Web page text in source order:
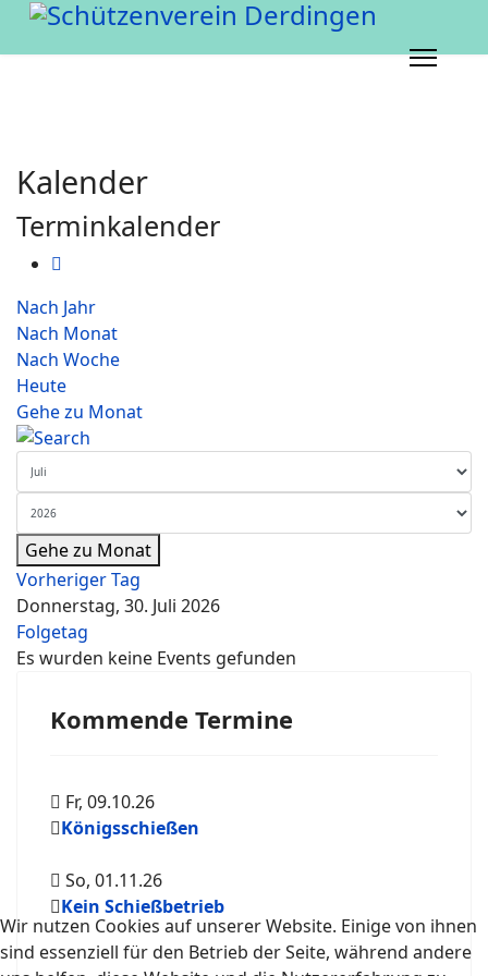
Kalender
Terminkalender
Nach Jahr
Nach Monat
Nach Woche
Heute
Gehe zu Monat
Gehe zu Monat
Vorheriger Tag
Donnerstag, 30. Juli 2026
Folgetag
Es wurden keine Events gefunden
Kommende Termine
Fr, 09.10.26
Königsschießen
So, 01.11.26
Kein Schießbetrieb
Wir nutzen Cookies auf unserer Website. Einige von ihnen
sind essenziell für den Betrieb der Seite, während andere